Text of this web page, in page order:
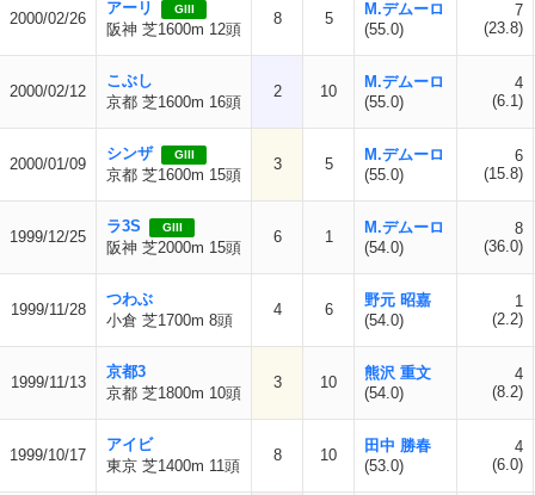
2000/02/26
アーリ GIII
阪神 芝1600m 12頭
8 5
M.デムーロ
(55.0)
7
(23.8)
2000/02/12
こぶし
京都 芝1600m 16頭
2 10
M.デムーロ
(55.0)
4
(6.1)
2000/01/09
シンザ GIII
京都 芝1600m 15頭
3 5
M.デムーロ
(55.0)
6
(15.8)
1999/12/25
ラ3S GIII
阪神 芝2000m 15頭
6 1
M.デムーロ
(54.0)
8
(36.0)
1999/11/28
つわぶ
小倉 芝1700m 8頭
4 6
野元 昭嘉
(54.0)
1
(2.2)
1999/11/13
京都3
京都 芝1800m 10頭
3 10
熊沢 重文
(54.0)
4
(8.2)
1999/10/17
アイビ
東京 芝1400m 11頭
8 10
田中 勝春
(53.0)
4
(6.0)